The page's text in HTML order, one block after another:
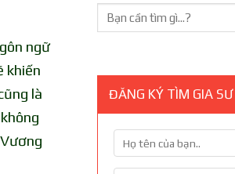
ngữ
khiến
là
ĐĂNG KÝ TÌM GIA SƯ